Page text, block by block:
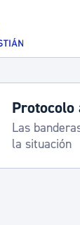
y asuntos
Protocolo
Las
la situación